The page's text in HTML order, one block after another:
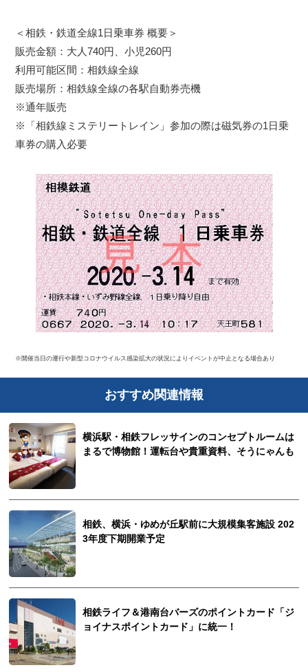
＜相鉄・鉄道全線1日乗車券 概要＞
販売金額：大人740円、小児260円
利用可能区間：相鉄線全線
販売場所：相鉄線全線の各駅自動券売機
※通年販売
※「相鉄線ミステリートレイン」参加の際は磁気券の1日乗
車券の購入必要
※開催当日の運行や新型コロナウイルス感染拡大の状況によりイベントが中止となる場合あり
おすすめ関連情報
横浜駅・相鉄フレッサインのコンセプトルームは
まるで博物館！運転台や貴重資料、そうにゃんも
相鉄、横浜・ゆめが丘駅前に大規模集客施設 202
3年度下期開業予定
相鉄ライフ＆港南台バーズのポイントカード「ジ
ョイナスポイントカード」に統一！